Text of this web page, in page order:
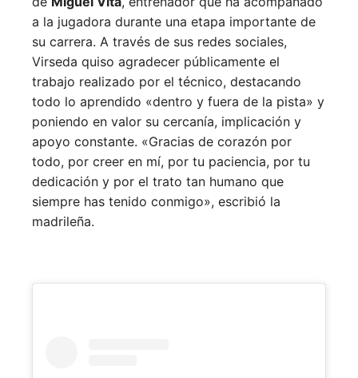
a la jugadora durante una etapa importante de
su carrera. A través de sus redes sociales,
Virseda quiso agradecer públicamente el
trabajo realizado por el técnico, destacando
todo lo aprendido «dentro y fuera de la pista» y
poniendo en valor su cercanía, implicación y
apoyo constante. «Gracias de corazón por
todo, por creer en mí, por tu paciencia, por tu
dedicación y por el trato tan humano que
siempre has tenido conmigo», escribió la
madrileña.